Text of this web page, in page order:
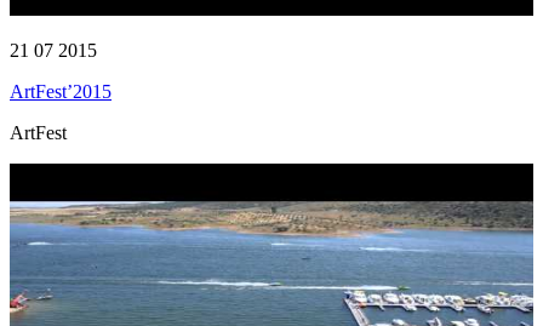
21 07 2015
ArtFest’2015
ArtFest